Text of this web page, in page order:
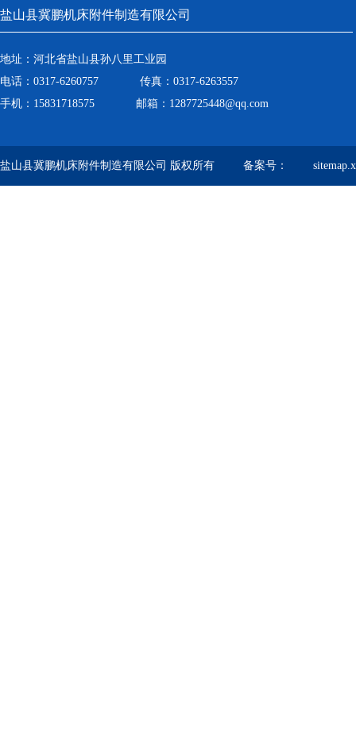
盐山县冀鹏机床附件制造有限公司
地址：河北省盐山县孙八里工业园
电话：0317-6260757 传真：0317-6263557
手机：15831718575 邮箱：1287725448@qq.com
盐山县冀鹏机床附件制造有限公司 版权所有 备案号：